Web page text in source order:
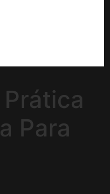
Para